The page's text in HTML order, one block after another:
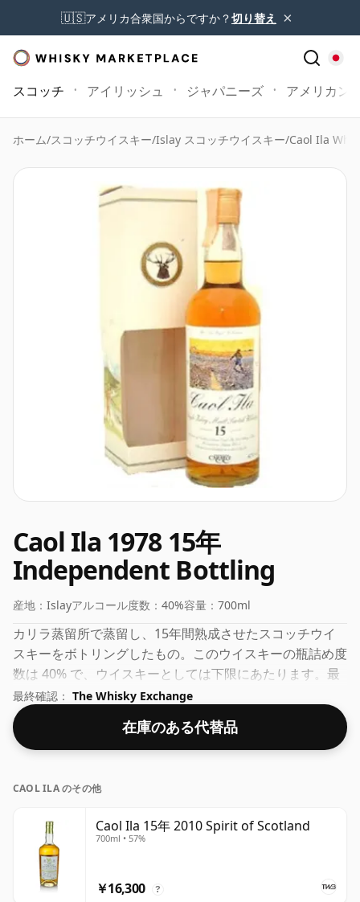
🇺🇸アメリカ合衆国からですか？切り替え ×
スコッチ アイリッシュ ジャパニーズ アメリカン
ホーム/スコッチウイスキー/Islay スコッチウイスキー/Caol Ila
Caol Ila 1978 15年
Independent Bottling
産地： Islayアルコール度数： 40%容量： 700ml
カリラ蒸留所で蒸留し、15年間熟成させたスコッチウイ
スキーをボトリングしたもの。このウイスキーの瓶詰め度
数は 40% で、ウイスキーとしては下限にあたります。最
近では、多くの消費者が生産者に 43% または 46% に近い
濃度で瓶詰めするよう求めていますが、低度数の優れたウ
イスキーもまだいくつかあります。
最終確認： The Whisky Exchange
在庫のある代替品
CAOL ILA のその他
Caol Ila 15年 2010 Spirit of Scotland
700ml • 57%
￥16,300 ?